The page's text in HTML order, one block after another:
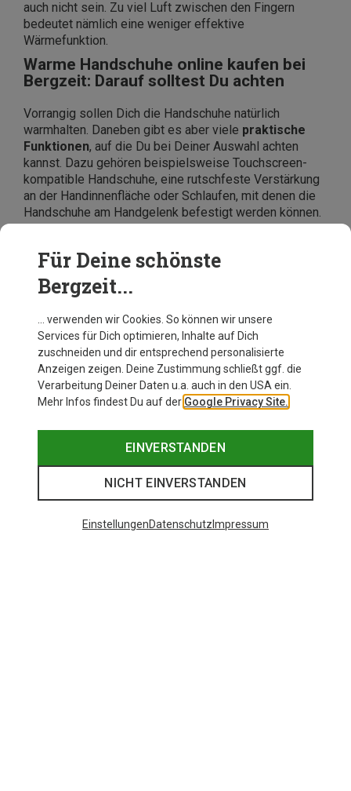
auch nicht sein. Zu viel Luft zwischen den Fingern
bedeutet nämlich eine weniger effektive
Wärmefunktion.
Warme Handschuhe online kaufen bei
Bergzeit: Darauf solltest Du achten
Vorrangig sollen Dich die Handschuhe natürlich
warmhalten. Daneben gibt es aber viele praktische
Funktionen, auf die Du bei Deiner Auswahl achten
kannst. Dazu gehören beispielsweise Touchscreen-
kompatible Handschuhe, eine rutschfeste Verstärkung
an der Handinnenfläche oder Schlaufen, mit denen die
Handschuhe am Handgelenk befestigt werden können.
findest Duonline bei Bergzeit . Ob Black Diamond,
Mammut, Icebreaker oder Odlo, wähle Deinen
Favoriten aus hunderten Modellen für Damen, Herren
Für Deine schönste
Bergzeit...
… verwenden wir Cookies. So können wir unsere
Services für Dich optimieren, Inhalte auf Dich
zuschneiden und dir entsprechend personalisierte
Anzeigen zeigen. Deine Zustimmung schließt ggf. die
Verarbeitung Deiner Daten u.a. auch in den USA ein.
Mehr Infos findest Du auf der Google Privacy Site.
EINVERSTANDEN
NICHT EINVERSTANDEN
EinstellungenDatenschutz Impressum